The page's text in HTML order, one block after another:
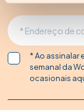
* Ao assinalar
semanal da
ocasionais